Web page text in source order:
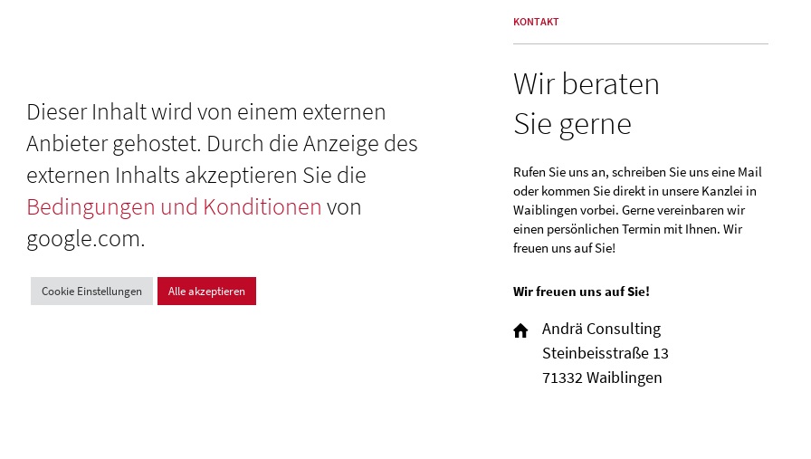
Dieser Inhalt wird von einem externen
Anbieter gehostet. Durch die Anzeige des
externen Inhalts akzeptieren Sie die
Bedingungen und Konditionen von
google.com.
Cookie Einstellungen Alle akzeptieren
KONTAKT
Wir beraten
Sie gerne
Rufen Sie uns an, schreiben Sie uns eine Mail
oder kommen Sie direkt in unsere Kanzlei in
Waiblingen vorbei. Gerne vereinbaren wir
einen persönlichen Termin mit Ihnen. Wir
freuen uns auf Sie!
Wir freuen uns auf Sie!
Andrä Consulting
Steinbeisstraße 13
71332 Waiblingen